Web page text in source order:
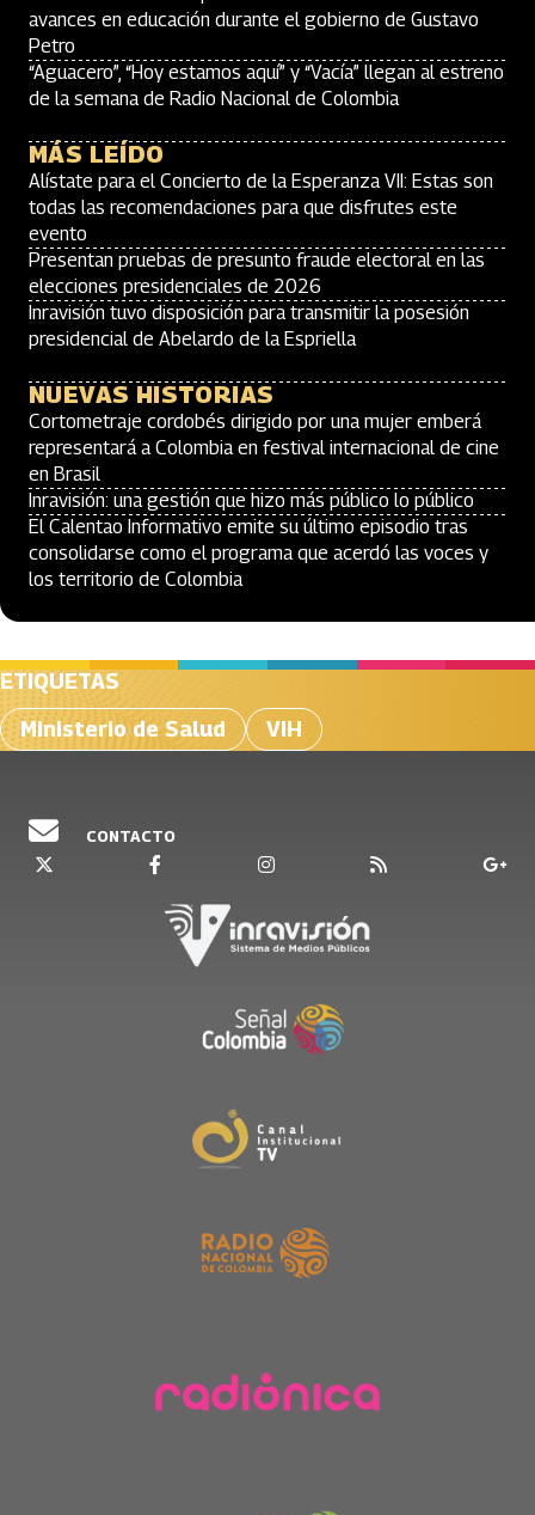
avances en educación durante el gobierno de Gustavo
Petro
“Aguacero”, “Hoy estamos aquí” y “Vacía” llegan al estreno
de la semana de Radio Nacional de Colombia
MÁS LEÍDO
Alístate para el Concierto de la Esperanza VII: Estas son
todas las recomendaciones para que disfrutes este
evento
Presentan pruebas de presunto fraude electoral en las
elecciones presidenciales de 2026
Inravisión tuvo disposición para transmitir la posesión
presidencial de Abelardo de la Espriella
NUEVAS HISTORIAS
Cortometraje cordobés dirigido por una mujer emberá
representará a Colombia en festival internacional de cine
en Brasil
Inravisión: una gestión que hizo más público lo público
El Calentao Informativo emite su último episodio tras
consolidarse como el programa que acerdó las voces y
los territorio de Colombia
ETIQUETAS
Ministerio de Salud
VIH
CONTACTO